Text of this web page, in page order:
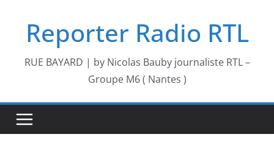
contenuReporter Radio RTL
RUE BAYARD | by Nicolas Bauby journaliste RTL –
Groupe M6 ( Nantes )